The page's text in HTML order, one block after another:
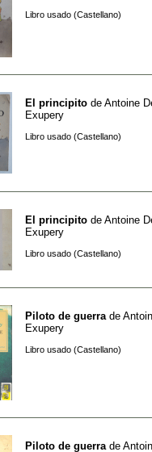
Libro usado (Castellano)
El principito de Antoine
Exupery
Libro usado (Castellano)
El principito de Antoine
Exupery
Libro usado (Castellano)
Piloto de guerra de
Exupery
Libro usado (Castellano)
Piloto de guerra de